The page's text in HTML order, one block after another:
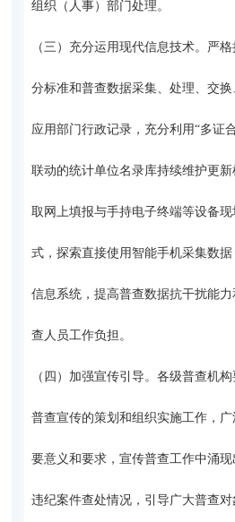
组织（人事）部门处理。
（三）充分运用现代信息技术。严
分标准和普查数据采集、处理、交
应用部门行政记录，充分利用“多证
联动的统计单位名录库持续维护更
取网上填报与手持电子终端等设备
式，探索直接使用智能手机采集数
信息系统，提高普查数据抗干扰能
查人员工作负担。
（四）加强宣传引导。各级普查机
普查宣传的策划和组织实施工作，
要意义和要求，宣传普查工作中涌
违纪案件查处情况，引导广大普查